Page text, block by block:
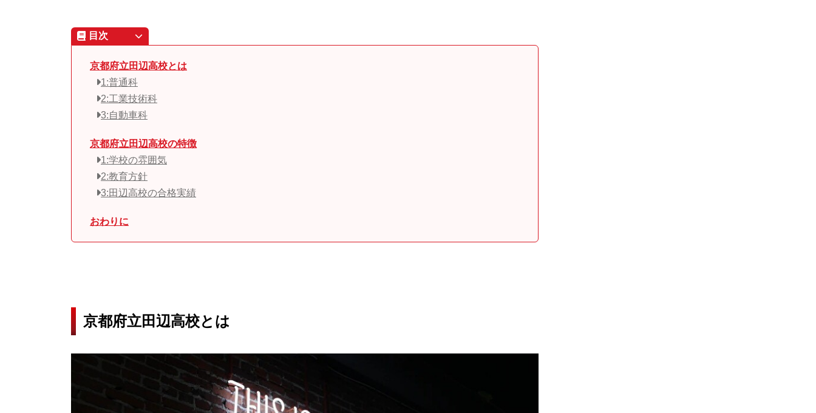
目次
京都府立田辺高校とは
1:普通科
2:工業技術科
3:自動車科
京都府立田辺高校の特徴
1:学校の雰囲気
2:教育方針
3:田辺高校の合格実績
おわりに
京都府立田辺高校とは